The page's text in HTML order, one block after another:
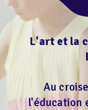
L'art et la
Au
l'éducation